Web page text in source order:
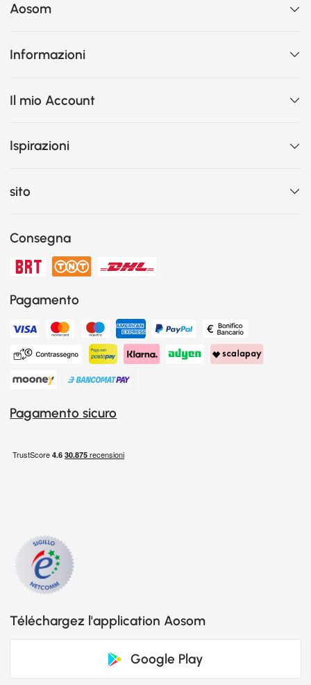
Aosom
Informazioni
Il mio Account
Ispirazioni
sito
Consegna
Pagamento
Pagamento sicuro
Téléchargez l'application Aosom
Google Play